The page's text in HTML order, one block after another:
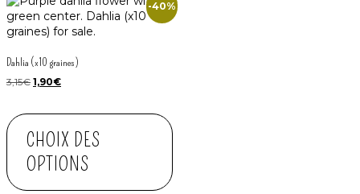
-40%
Dahlia (x10 graines)
3,15€ 1,90€
CHOIX DES
OPTIONS